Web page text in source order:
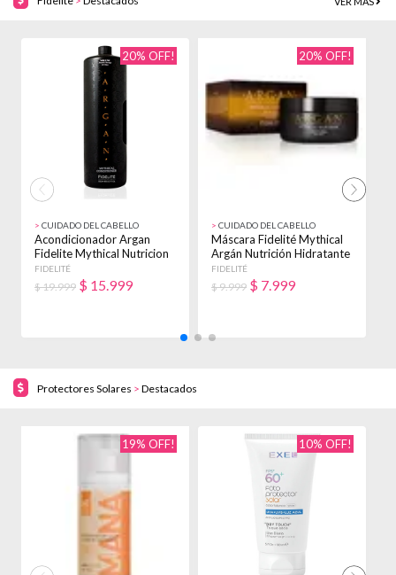
20% OFF!
> CUIDADO DEL CABELLO
Acondicionador Argan
Fidelite Mythical Nutricion
X 900ml
FIDELITÉ
$ 19.999 $ 15.999
20% OFF!
> CUIDADO DEL CABELLO
Máscara Fidelité Mythical
Argán Nutrición Hidratante
X 250g
FIDELITÉ
$ 9.999 $ 7.999
Protectores Solares > Destacados
19% OFF! 10% OFF!